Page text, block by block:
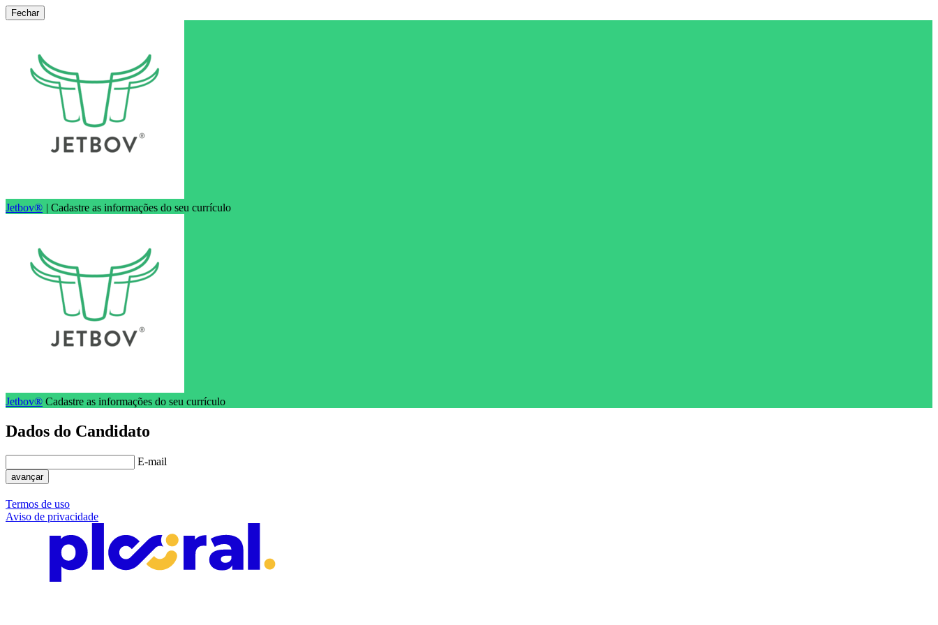
Fechar
Jetbov® | Cadastre as informações do seu currículo
Jetbov® Cadastre as informações do seu currículo
Dados do Candidato
E-mail
avançar
Termos de uso
Aviso de privacidade